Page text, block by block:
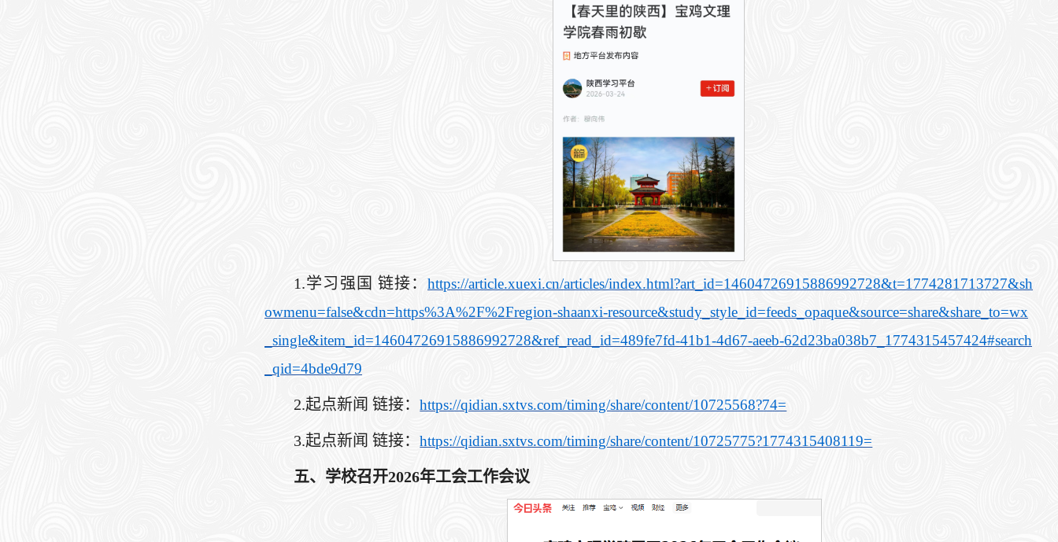
1.学习强国 链接： https://article.xuexi.cn/articles/index.html?art_id=14604726915886992728&t=1774281713727&sh
owmenu=false&cdn=https%3A%2F%2Fregion-shaanxi-resource&study_style_id=feeds_opaque&source=share&share_to=wx
_single&item_id=14604726915886992728&ref_read_id=489fe7fd-41b1-4d67-aeeb-62d23ba038b7_1774315457424#search
_qid=4bde9d79
2.起点新闻 链接：https://qidian.sxtvs.com/timing/share/content/10725568?74=
3.起点新闻 链接：https://qidian.sxtvs.com/timing/share/content/10725775?1774315408119=
五、学校召开2026年工会工作会议